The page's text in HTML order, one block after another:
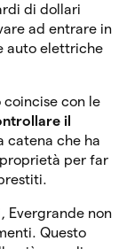
di dollari
ad entrare in
auto elettriche
coincise con le
il
catena che ha
per far
Evergrande non
Questo